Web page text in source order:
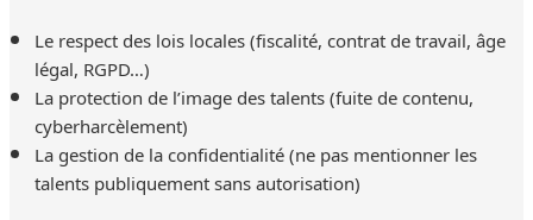
Le respect des lois locales (fiscalité, contrat de travail, âge
légal, RGPD…)
La protection de l’image des talents (fuite de contenu,
cyberharcèlement)
La gestion de la confidentialité (ne pas mentionner les
talents publiquement sans autorisation)